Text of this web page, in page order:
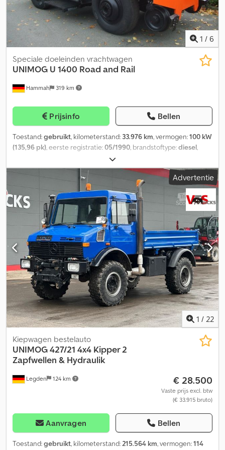
1 / 6
Hammah 319 km
Speciale doeleinden vrachtwagen
UNIMOG U 1400 Road and Rail
Prijsinfo Bellen
Toestand:gebruikt, kilometerstand: 33.976 km, vermogen:100 kW
(135,96 pk), eerste registratie:05/1990, brandstoftype:diesel,
, asconfiguratie:
keuring (TÜV):05/2020, kleur:rood, soort overbrenging:
mechanisch
, Bouwjaar:1990
airconditioning,
compressor, vierwielaandrijving, Unimog U 1400 met
tweerichtingsuitrusting Dkodpfji R Aicex Acwor Fabrikant:
Zweiweg Converter Wagonreminstallatie 600 ton
Koppelingstangopname achter
Advertentie
1 / 22
Legden 124 km
Kiepwagen bestelauto
UNIMOG427/21 4x4 Kipper 2
Zapfwellen & Hydraulik
€ 28.500
Vaste prijs excl. btw
(€ 33.915 bruto)
Aanvragen Bellen
Toestand:gebruikt, kilometerstand:215.564 km, vermogen:114